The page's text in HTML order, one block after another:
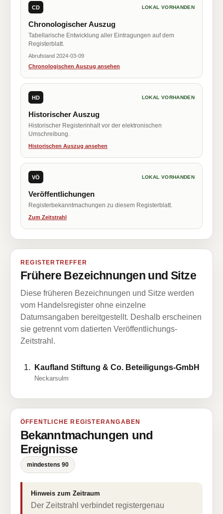
CD LOKAL VORHANDEN
Chronologischer Auszug
Tabellarische Entwicklung aller Eintragungen auf dem
Registerblatt.
Abrufstand 2024-03-09
Chronologischen Auszug ansehen
HD LOKAL VORHANDEN
Historischer Auszug
Historischer Registerinhalt vor der elektronischen
Umschreibung.
Historischen Auszug ansehen
VÖ LOKAL VORHANDEN
Veröffentlichungen
Registerbekanntmachungen zu diesem Registerblatt.
Zum Zeitstrahl
REGISTERTREFFER
Frühere Bezeichnungen und Sitze
Diese früheren Bezeichnungen und Sitze werden
vom Handelsregister ohne einzelne
Datumsangaben bereitgestellt. Deshalb erscheinen
sie getrennt vom datierten Veröffentlichungs-
Zeitstrahl.
Kaufland Stiftung & Co. Beteiligungs-GmbH
Neckarsulm
ÖFFENTLICHE REGISTERANGABEN
Bekanntmachungen und
Ereignisse
mindestens 90
Hinweis zum Zeitraum
Der Zeitstrahl verbindet registergenau